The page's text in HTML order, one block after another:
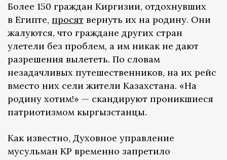
Более 150 граждан Киргизии, отдохнувших
в Египте, просят вернуть их на родину. Они
жалуются, что граждане других стран
улетели без проблем, а им никак не дают
разрешения вылететь. По словам
незадачливых путешественников, на их рейс
вместо них сели жители Казахстана. «На
родину хотим!» — скандируют проникшиеся
патриотизмом кыргызстанцы.
Как известно, Духовное управление
мусульман КР временно запретило